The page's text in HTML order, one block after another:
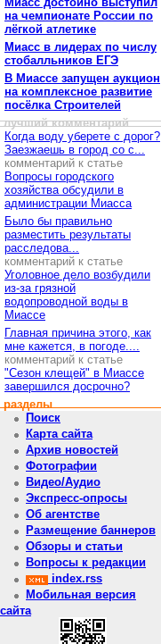
на чемпионате России по
лёгкой атлетике
Миасс в лидерах по числу
стобалльников ЕГЭ
В Миассе запущен аукцион
на комплексное развитие
посёлка Строителей
лучший комментарий
Когда воду уберете с дорог?
Заезжаешь в город со с...
комментарий к статье
Вопросы городского
хозяйства обсудили в
администрации Миасса
Было бы правильно
разместить результаты
расследова...
комментарий к статье
Уголовное дело возбудили
из-за грязной
водопроводной воды в
Миассе
Главная причина этого, как
мне кажется, в погоде....
комментарий к статье
"Сезон клещей" в Миассе
завершился досрочно?
разделы
Поиск
Карта сайта
Архив новостей
Фотографии
Видео/Аудио
Экспресс-опросы
Об агентстве
Размещение баннеров
Обзоры и статьи
Вопросы к редакции
index.rss
Мобильная версия
сайта